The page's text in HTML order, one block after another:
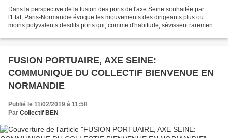
Dans la perspective de la fusion des ports de l'axe Seine souhaitée par
l'Etat, Paris-Normandie évoque les mouvements des dirigeants plus ou
moins polyvalents desdits ports qui, comme d'habitude, sévissent rarement
FUSION PORTUAIRE, AXE SEINE:
COMMUNIQUE DU COLLECTIF BIENVENUE EN
NORMANDIE
Publié le 11/02/2019 à 11:58
Par Collectif BEN